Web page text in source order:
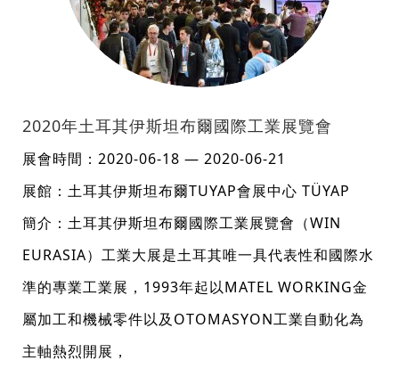
2020年土耳其伊斯坦布爾國際工業展覽會
展會時間：2020-06-18 — 2020-06-21
展館：土耳其伊斯坦布爾TUYAP會展中心 TÜYAP
簡介：土耳其伊斯坦布爾國際工業展覽會（WIN
EURASIA）工業大展是土耳其唯一具代表性和國際水
準的專業工業展，1993年起以MATEL WORKING金
屬加工和機械零件以及OTOMASYON工業自動化為
主軸熱烈開展，